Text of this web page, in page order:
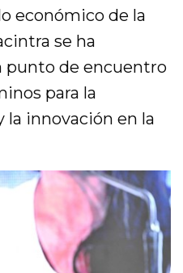
económico de la
se ha
punto de encuentro
para la
la innovación en la